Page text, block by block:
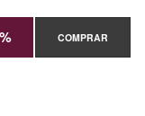
COMPRAR